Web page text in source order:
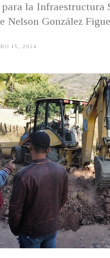
la Infraestructura
Nelson González
15, 2024
E
R
O
1
5
,
2
0
2